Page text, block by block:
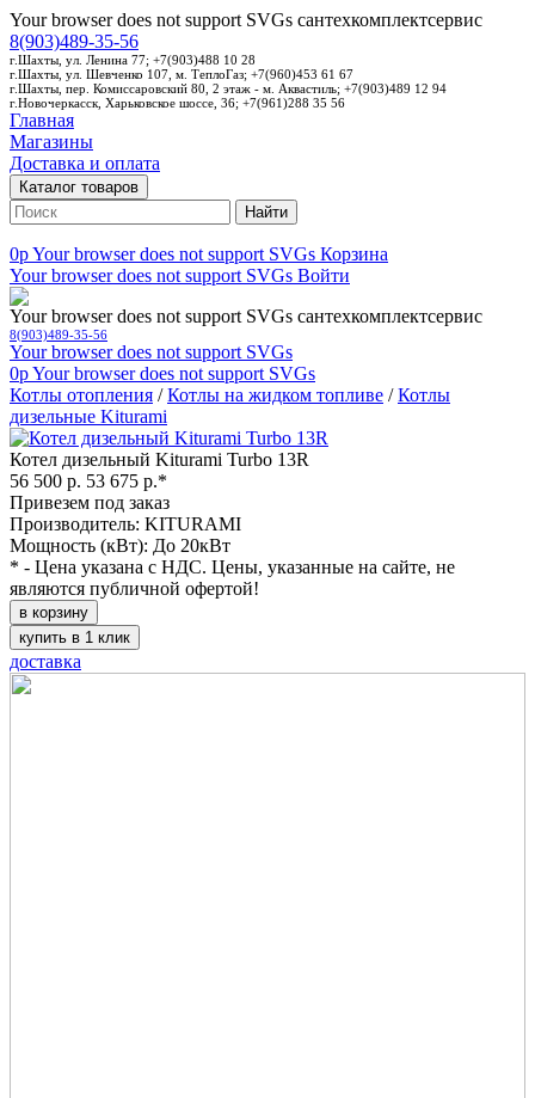
Your browser does not support SVGs сантехкомплектсервис
8(903)489-35-56
г.Шахты, ул. Ленина 77; +7(903)488 10 28
г.Шахты, ул. Шевченко 107, м. ТеплоГаз; +7(960)453 61 67
г.Шахты, пер. Комиссаровский 80, 2 этаж - м. Аквастиль; +7(903)489 12 94
г.Новочеркасск, Харьковское шоссе, 36; +7(961)288 35 56
Главная
Магазины
Доставка и оплата
Каталог товаров
Найти
0pYour browser does not support SVGs Корзина
Your browser does not support SVGs Войти
Your browser does not support SVGs сантехкомплектсервис
8(903)489-35-56
Your browser does not support SVGs
0pYour browser does not support SVGs
Котлы отопления /Котлы на жидком топливе /Котлы
дизельные Kiturami
Котел дизельный Kiturami Turbo 13R
56 500 р. 53 675 р.*
Привезем под заказ
Производитель: KITURAMI
Мощность (кВт): До 20кВт
* - Цена указана с НДС. Цены, указанные на сайте, не
являются публичной офертой!
в корзину
купить в 1 клик
доставка